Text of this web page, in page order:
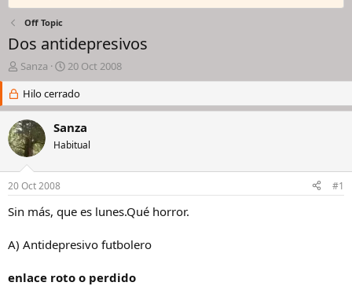
Off Topic
Dos antidepresivos
I
n
c
i
a
d
o
d
e
o
Sanza
F
e
c
h
d
e
i
c
i
20 Oct 2008
Hilo cerrado
Sanza
Habitual
20 Oct 2008 #1
Sin más, que es lunes.Qué horror.
A) Antidepresivo futbolero
enlace roto o perdido